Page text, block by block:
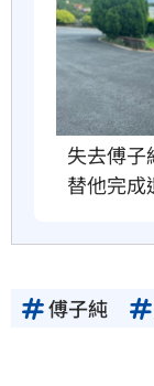
失去傅子
替他完成
傅子純